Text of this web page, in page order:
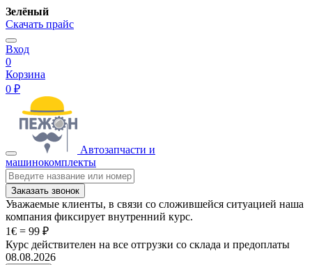
Зелёный
Скачать прайс
Вход
0
Корзина
0 ₽
Автозапчасти и
машинокомплекты
Заказать звонок
Уважаемые клиенты, в связи со сложившейся ситуацией наша
компания фиксирует внутренний курс.
1€ = 99 ₽
Курс действителен на все отгрузки со склада и предоплаты
08.08.2026